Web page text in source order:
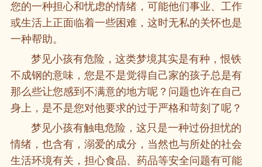
您的一种担心和忧虑的情绪，可能他们事业、工作
或生活上正面临着一些困难，这时无私的关怀也是
一种帮助。
梦见小孩有危险，这类梦境其实是有种，恨铁
不成钢的意味，您是不是觉得自己家的孩子总是有
那么些让您感到不满意的地方呢？问题也许在自己
身上，是不是您对他要求的过于严格和苛刻了呢？
梦见小孩有触电危险，这只是一种过份担忧的
情绪，也含有，溺爱的成分，当然也与所处的社会
生活环境有关，担心食品、药品等安全问题有可能